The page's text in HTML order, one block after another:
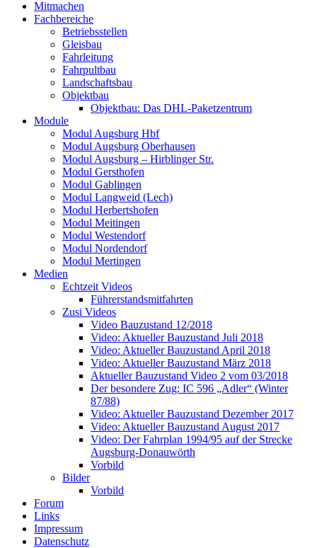
Mitmachen
Fachbereiche
Betriebsstellen
Gleisbau
Fahrleitung
Fahrpultbau
Landschaftsbau
Objektbau
Objektbau: Das DHL-Paketzentrum
Module
Modul Augsburg Hbf
Modul Augsburg Oberhausen
Modul Augsburg – Hirblinger Str.
Modul Gersthofen
Modul Gablingen
Modul Langweid (Lech)
Modul Herbertshofen
Modul Meitingen
Modul Westendorf
Modul Nordendorf
Modul Mertingen
Medien
Echtzeit Videos
Führerstandsmitfahrten
Zusi Videos
Video Bauzustand 12/2018
Video: Aktueller Bauzustand Juli 2018
Video: Aktueller Bauzustand April 2018
Video: Aktueller Bauzustand März 2018
Aktueller Bauzustand Video 2 vom 03/2018
Der besondere Zug: IC 596 „Adler“ (Winter
87/88)
Video: Aktueller Bauzustand Dezember 2017
Video: Aktueller Bauzustand August 2017
Video: Der Fahrplan 1994/95 auf der Strecke
Augsburg-Donauwörth
Vorbild
Bilder
Vorbild
Forum
Links
Impressum
Datenschutz